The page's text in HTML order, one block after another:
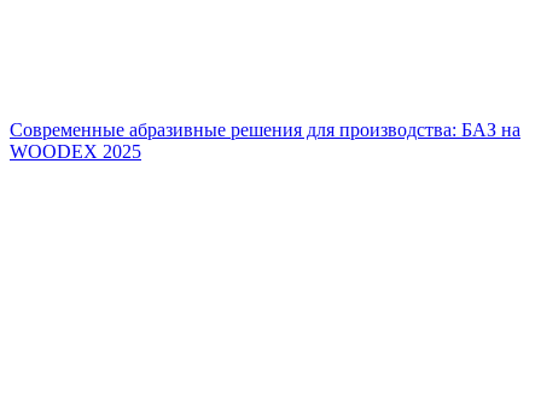
Современные абразивные решения для производства: БАЗ на
WOODEX 2025